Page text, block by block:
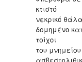
κτιστό
νεκρικό
δομημένο
τοίχοι
του